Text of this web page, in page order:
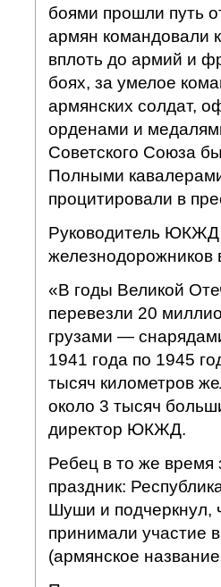
боями прошли путь
армян командовали
вплоть до армий и
боях, за умелое
армянских солдат,
орденами и
Советского Союза
Полными
процитировали в
Руководитель ЮКЖД
железнодорожников
«В годы Великой
перевезли 20
грузами —
1941 года по 1945
тысяч километров
около 3 тысяч
директор ЮКЖД.
Ребец в то же время
праздник:
Шуши и подчеркнул,
принимали участие
(армянское